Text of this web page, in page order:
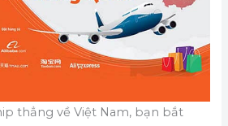
thẳng về Việt Nam, bạn bắt